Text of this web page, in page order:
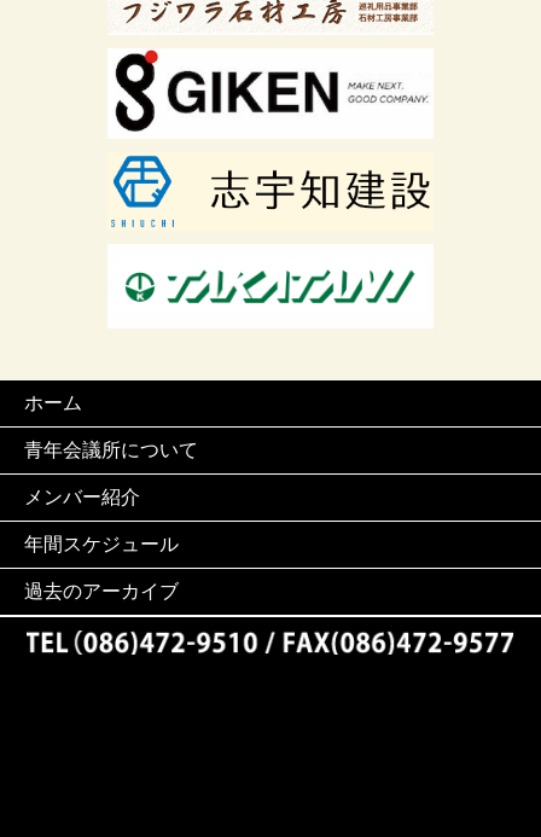
ホーム
青年会議所について
メンバー紹介
年間スケジュール
過去のアーカイブ